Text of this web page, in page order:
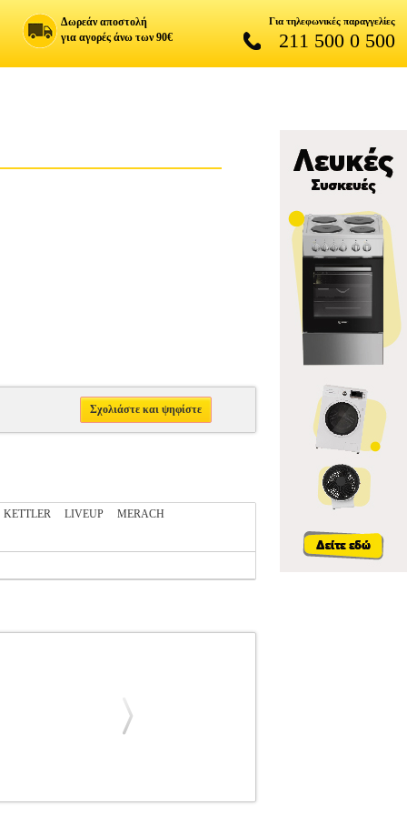
Δωρεάν αποστολή
για αγορές άνω των 90€
Για τηλεφωνικές παραγγελίες
211 500 0 500
Σχολιάστε και ψηφίστε
KETTLER LIVEUP MERACH